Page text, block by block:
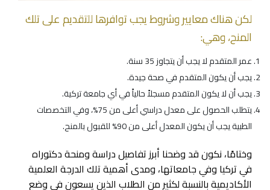
لكن هناك معايير وشروط يجب توافرها للتقديم على تلك
المنح، وهي:
عمر المتقدم لا يجب أن يتجاوز 35 سنة.
يجب أن يكون المتقدم في صحة جيدة.
يجب أن لا يكون المتقدم مسجلاً حالياً في أي جامعة تركية.
يتطلب الحصول على معدل دراسي أعلى من 75%، وفي التخصصات
الطبية يجب أن يكون المعدل أعلى من 90% للقبول بالمنح.
وختامًا، نكون قد وضحنا أبرز تفاصيل دراسة ومنحة دكتوراه
في تركيا وفي جامعاتها، ومدى أهمية تلك الدرجة العلمية
الأكاديمية بالنسبة لكثير من الطلاب الذين يسعون في وضع